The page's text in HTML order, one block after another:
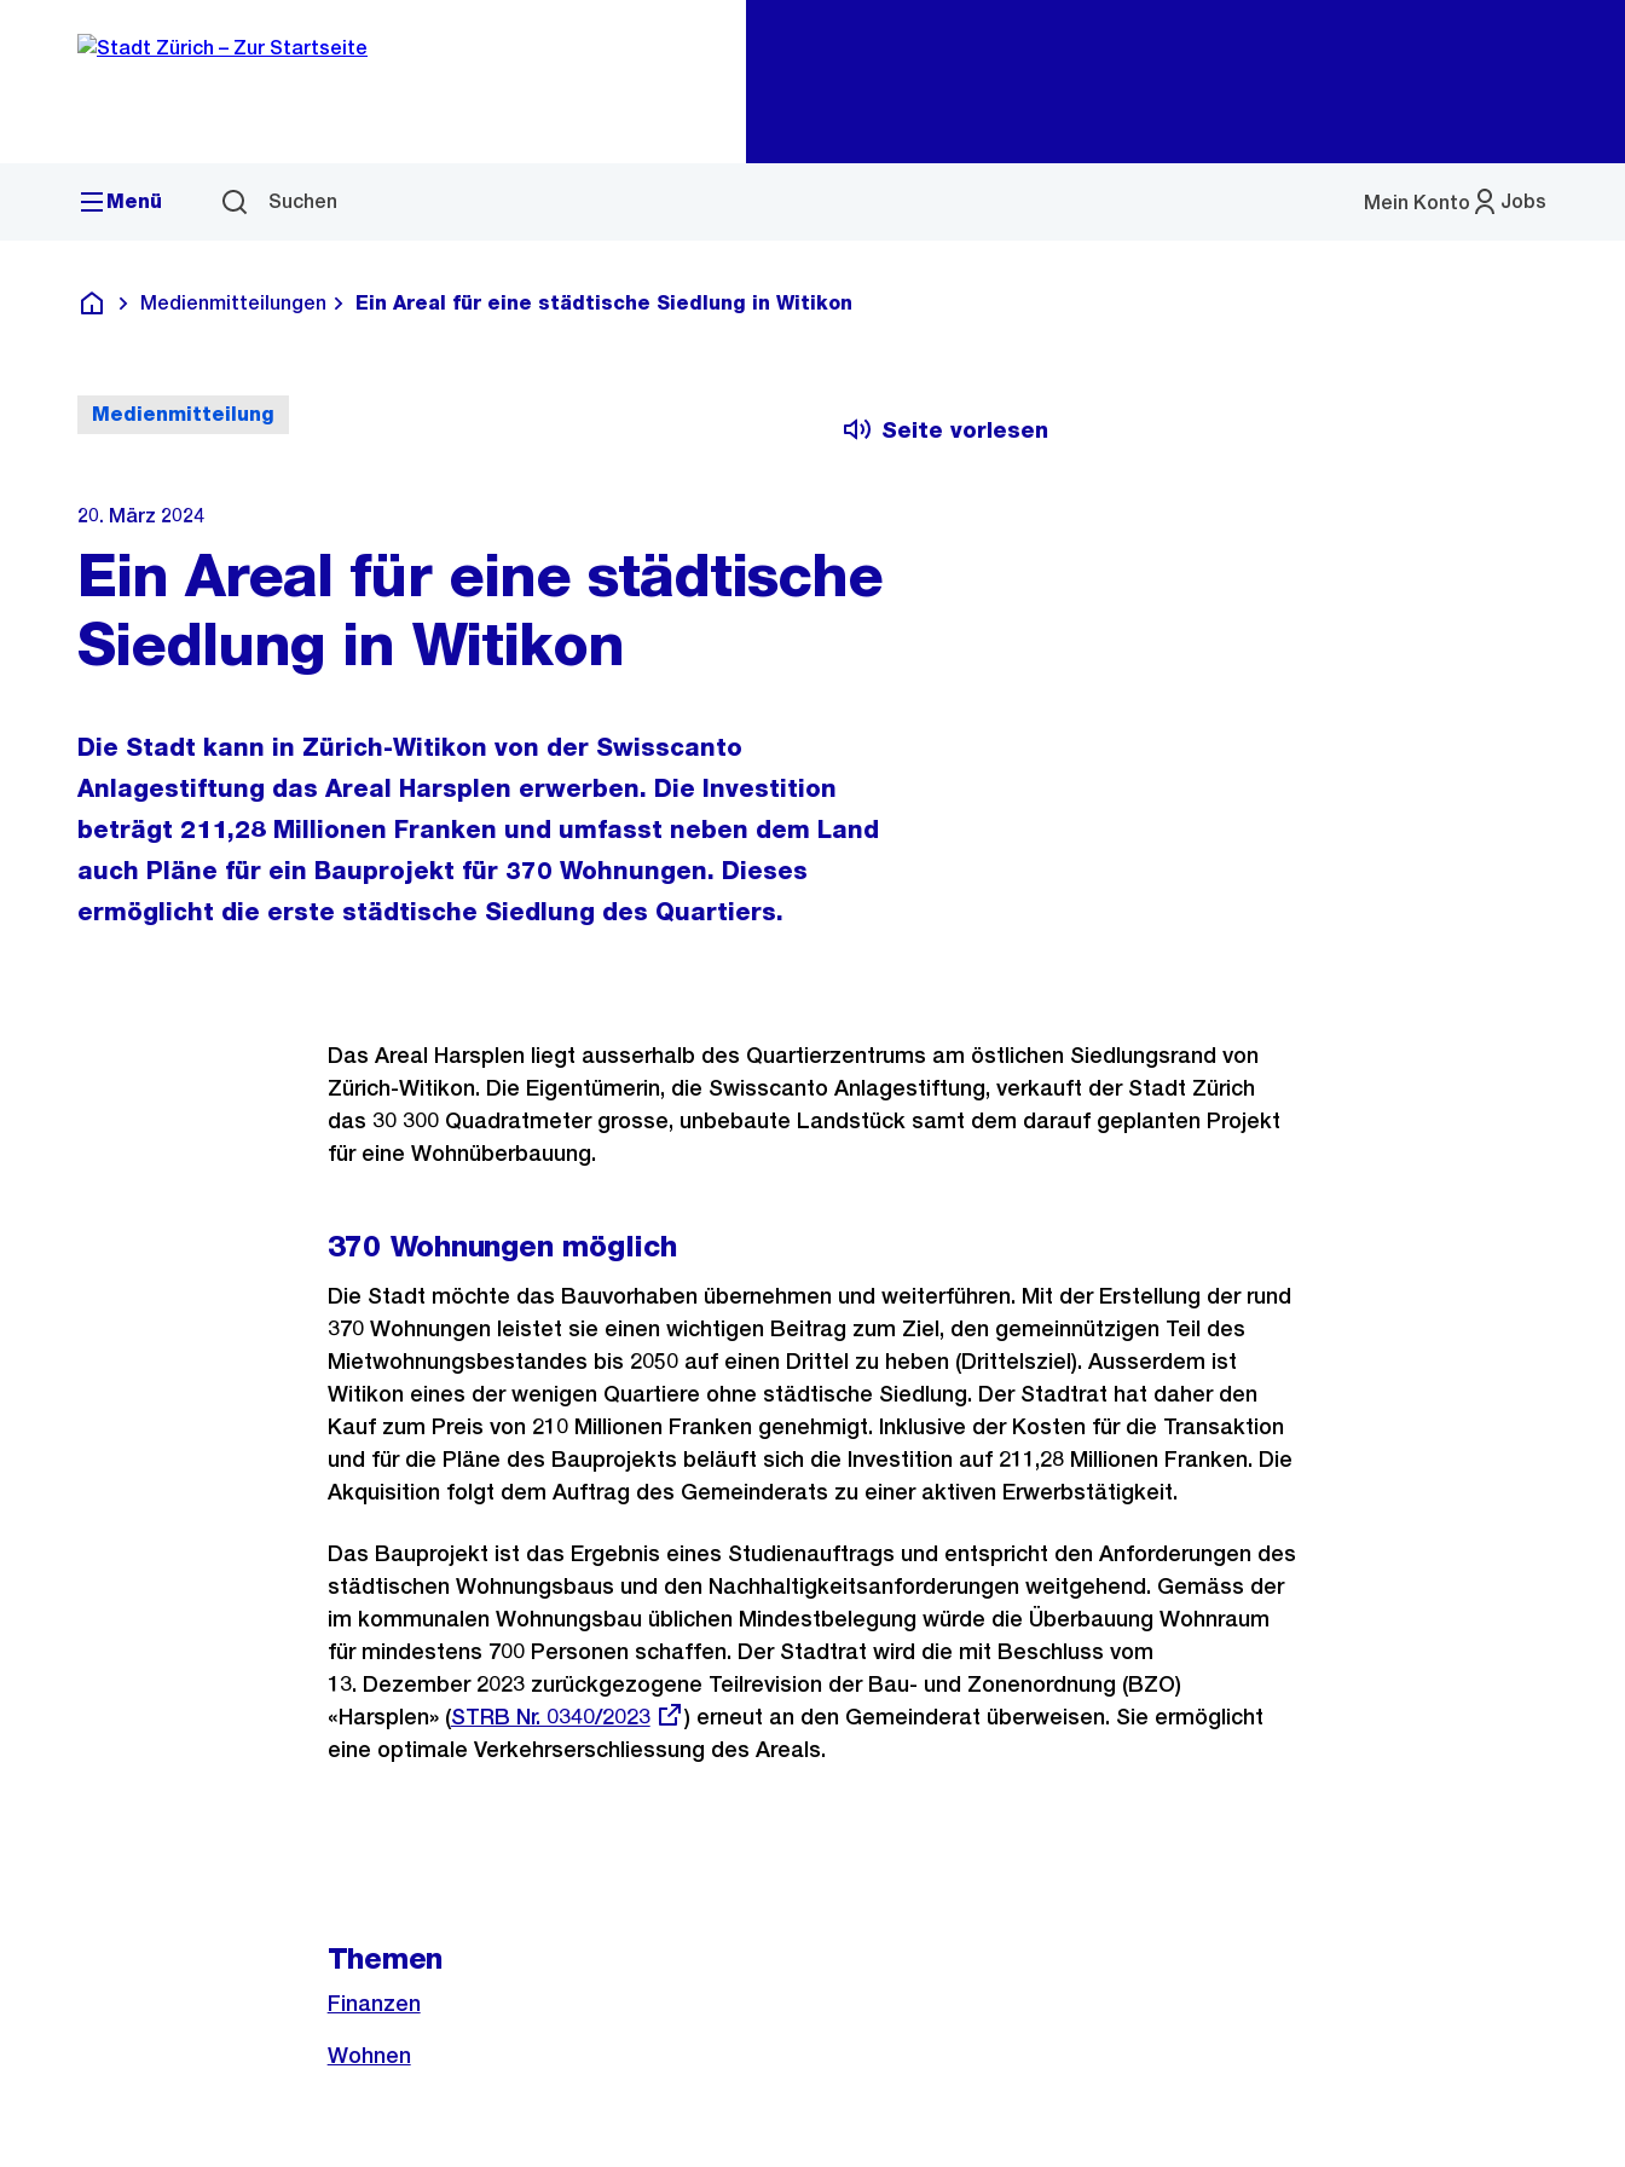
Navigation
Sprunglink
Menü Suchen Jobs
Mein Konto
Menü
Deutsch
Medienmitteilungen Ein Areal für eine städtische Siedlung in Witikon
Medienmitteilung
Seite vorlesen
20. März 2024
Ein Areal für eine städtische
Siedlung in Witikon
Die Stadt kann in Zürich-Witikon von der Swisscanto
Anlagestiftung das Areal Harsplen erwerben. Die Investition
beträgt 211,28 Millionen Franken und umfasst neben dem Land
auch Pläne für ein Bauprojekt für 370 Wohnungen. Dieses
ermöglicht die erste städtische Siedlung des Quartiers.
Das Areal Harsplen liegt ausserhalb des Quartierzentrums am östlichen Siedlungsrand von
Zürich-Witikon. Die Eigentümerin, die Swisscanto Anlagestiftung, verkauft der Stadt Zürich
das 30 300 Quadratmeter grosse, unbebaute Landstück samt dem darauf geplanten Projekt
für eine Wohnüberbauung.
370 Wohnungen möglich
Die Stadt möchte das Bauvorhaben übernehmen und weiterführen. Mit der Erstellung der rund
370 Wohnungen leistet sie einen wichtigen Beitrag zum Ziel, den gemeinnützigen Teil des
Mietwohnungsbestandes bis 2050 auf einen Drittel zu heben (Drittelsziel). Ausserdem ist
Witikon eines der wenigen Quartiere ohne städtische Siedlung. Der Stadtrat hat daher den
Kauf zum Preis von 210 Millionen Franken genehmigt. Inklusive der Kosten für die Transaktion
und für die Pläne des Bauprojekts beläuft sich die Investition auf 211,28 Millionen Franken. Die
Akquisition folgt dem Auftrag des Gemeinderats zu einer aktiven Erwerbstätigkeit.
Das Bauprojekt ist das Ergebnis eines Studienauftrags und entspricht den Anforderungen des
städtischen Wohnungsbaus und den Nachhaltigkeitsanforderungen weitgehend. Gemäss der
im kommunalen Wohnungsbau üblichen Mindestbelegung würde die Überbauung Wohnraum
für mindestens 700 Personen schaffen. Der Stadtrat wird die mit Beschluss vom
13. Dezember 2023 zurückgezogene Teilrevision der Bau- und Zonenordnung (BZO)
«Harsplen» (Externer
Link:
STRB Nr. 0340/2023
) erneut an den Gemeinderat überweisen. Sie ermöglicht
eine optimale Verkehrserschliessung des Areals.
Themen
Finanzen
Wohnen